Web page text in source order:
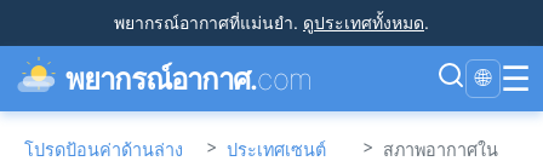
พยากรณ์อากาศที่แม่นยำ. ดูประเทศทั้งหมด.
พยากรณ์อากาศ.com 🌐 ☰
โปรดป้อนค่าด้านล่าง
> ประเทศเซนต์
> สภาพอากาศใน